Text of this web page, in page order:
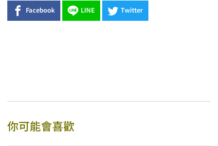
Facebook LINE Twitter
你可能會喜歡